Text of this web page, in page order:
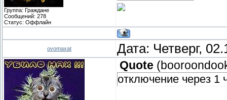
Группа: Граждане
Сообщений: 278
Статус: Оффлайн
ovomaxat Дата: Четверг,
Quote (
отключение через 1